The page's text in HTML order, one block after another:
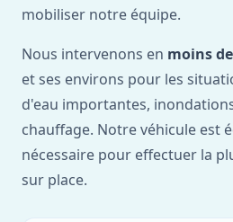
mobiliser notre équipe.
Nous intervenons en moins
et ses environs pour les
d'eau importantes,
chauffage. Notre véhicule est
nécessaire pour effectuer la
sur place.